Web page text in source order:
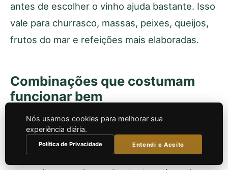
antes de escolher o vinho ajuda bastante. Isso
vale para churrasco, massas, peixes, queijos,
frutos do mar e refeições mais elaboradas.
Combinações que costumam
funcionar bem
Estas combinações são úteis como ponto de
partida para comprar melhor e servir com mais
confiança. Elas não substituem o gosto
Nós usamos cookies para melhorar sua
experiência diária.
Política de Privacidade Entendi e Aceito